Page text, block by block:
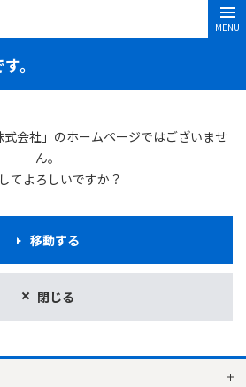
MENU
。
会社」のホームページではございませ
ん。
てよろしいですか？
閉じる
移動する